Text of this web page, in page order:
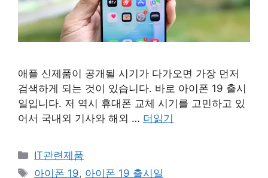
애플 신제품이 공개될 시기가 다가오면 가장 먼저
검색하게 되는 것이 있습니다. 바로 아이폰 19 출시
일입니다. 저 역시 휴대폰 교체 시기를 고민하고 있
어서 국내외 기사와 해외 … 더읽기
카
테
IT관련제품
태
아이폰 19, 아이폰 19 출시일